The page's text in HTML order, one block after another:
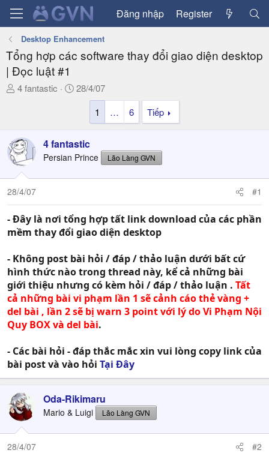
Đăng nhập Register
Desktop Enhancement
Tổng hợp các software thay đổi giao diện desktop
| Đọc luật #1
T
a
d
s
t
a
t
e
r
4 fantastic
N
ử
i
28/4/07
1
… 6 Tiếp
4 fantastic
Persian Prince Lão Làng GVN
28/4/07 #1
- Đây là nơi tổng hợp tất link download của các phần
mềm thay đổi giao diện desktop
- Không post bài hỏi / đáp / thảo luận dưới bất cứ
hình thức nào trong thread này, kể cả những bài
giới thiệu nhưng có kèm hỏi / đáp / thảo luận . Tất
cả những bài vi phạm lần 1 sẽ cảnh cáo thẻ vàng +
del bài , lần 2 sẽ bị warn 3 point với lý do Vi Phạm Nội
Quy BOX và del bài.
- Các bài hỏi - đáp thắc mắc xin vui lòng copy link của
bài post và vào hỏi Tại Đây
Oda-Rikimaru
Mario & Luigi Lão Làng GVN
28/4/07 #2